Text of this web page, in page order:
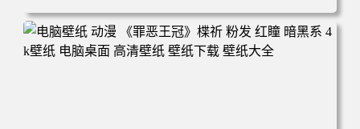
电脑壁纸 动漫 小白 日落 木栈道 田野 蜡笔小新 遛小白 麦田
电脑桌面 高清壁纸 壁纸下载 壁纸大全